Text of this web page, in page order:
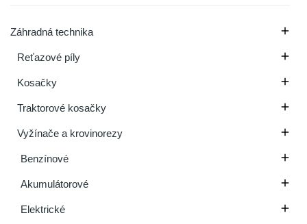
Záhradná technika 
Reťazové píly 
Kosačky 
Traktorové kosačky 
Vyžínače a krovinorezy 
Benzínové 
Akumulátorové 
Elektrické 